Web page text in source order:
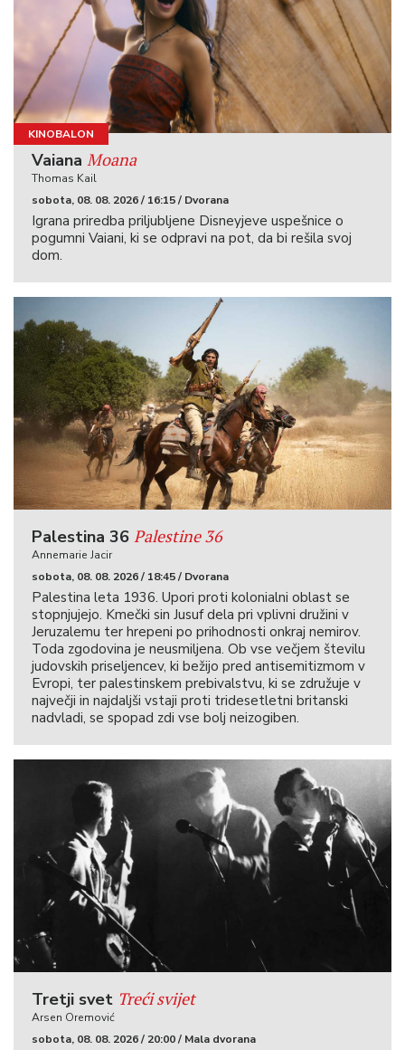
KINOBALON
Vaiana Moana
Thomas Kail
sobota, 08. 08. 2026 / 16:15 / Dvorana
Igrana priredba priljubljene Disneyjeve uspešnice o
pogumni Vaiani, ki se odpravi na pot, da bi rešila svoj
dom.
Palestina 36 Palestine 36
Annemarie Jacir
sobota, 08. 08. 2026 / 18:45 / Dvorana
Palestina leta 1936. Upori proti kolonialni oblast se
stopnjujejo. Kmečki sin Jusuf dela pri vplivni družini v
Jeruzalemu ter hrepeni po prihodnosti onkraj nemirov.
Toda zgodovina je neusmiljena. Ob vse večjem številu
judovskih priseljencev, ki bežijo pred antisemitizmom v
Evropi, ter palestinskem prebivalstvu, ki se združuje v
največji in najdaljši vstaji proti tridesetletni britanski
nadvladi, se spopad zdi vse bolj neizogiben.
Tretji svet Treći svijet
Arsen Oremović
sobota, 08. 08. 2026 / 20:00 / Mala dvorana